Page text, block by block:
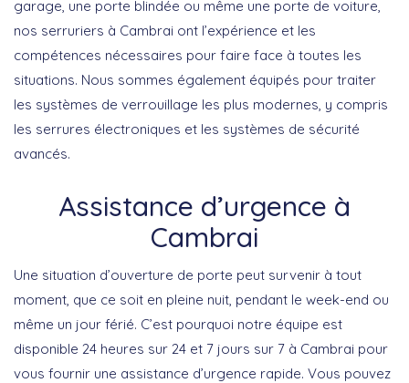
garage, une porte blindée ou même une porte de voiture,
nos serruriers à Cambrai ont l’expérience et les
compétences nécessaires pour faire face à toutes les
situations. Nous sommes également équipés pour traiter
les systèmes de verrouillage les plus modernes, y compris
les serrures électroniques et les systèmes de sécurité
avancés.
Assistance d’urgence à
Cambrai
Une situation d’ouverture de porte peut survenir à tout
moment, que ce soit en pleine nuit, pendant le week-end ou
même un jour férié. C’est pourquoi notre équipe est
disponible 24 heures sur 24 et 7 jours sur 7 à Cambrai pour
vous fournir une assistance d’urgence rapide. Vous pouvez